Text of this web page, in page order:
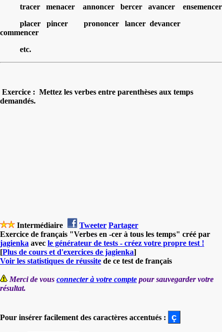
tracer menacer annoncer bercer avancer ensemencer
placer pincer prononcer lancer devancer
commencer
etc.
Exercice : Mettez les verbes entre parenthèses aux temps
demandés.
Intermédiaire Tweeter Partager
Exercice de français "Verbes en -cer à tous les temps" créé par
jagienka avec le générateur de tests - créez votre propre test !
[Plus de cours et d'exercices de jagienka]
Voir les statistiques de réussite de ce test de français
Merci de vous connecter à votre compte pour sauvegarder votre
résultat.
Pour insérer facilement des caractères accentués :